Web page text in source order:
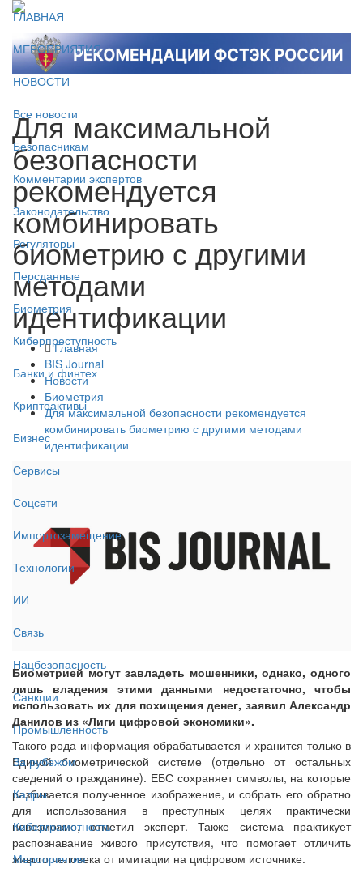
ГЛАВНАЯ
МЕРОПРИЯТИЯ
НОВОСТИ
Все новости
Безопасникам
Комментарии экспертов
Законодательство
Регуляторы
Персданные
Биометрия
Киберпреступность
Банки и финтех
Криптоактивы
Бизнес
Сервисы
Соцсети
Импортозамещение
Технологии
ИИ
Связь
Нацбезопасность
Санкции
Промышленность
За рубежом
Кадры
Киберграмотность
Мероприятия
Для максимальной
безопасности
рекомендуется
комбинировать
биометрию с другими
методами
идентификации
Главная
BIS Journal
Новости
Биометрия
Для максимальной безопасности рекомендуется
комбинировать биометрию с другими методами
идентификации
Биометрией могут завладеть мошенники, однако, одного
лишь владения этими данными недостаточно, чтобы
использовать их для похищения денег, заявил Александр
Данилов из «Лиги цифровой экономики».
Такого рода информация обрабатывается и хранится только в
Единой биометрической системе (отдельно от остальных
сведений о гражданине). ЕБС сохраняет символы, на которые
разбивается полученное изображение, и собрать его обратно
для использования в преступных целях практически
невозможно, отметил эксперт. Также система практикует
распознавание живого присутствия, что помогает отличить
живого человека от имитации на цифровом источнике.